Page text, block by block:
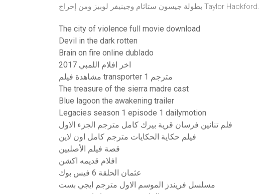
بطولة جيسون ستاثام وجينيفر لوبيز ومن إخراج Taylor Hackford.
The city of violence full movie download
Devil in the dark rotten
Brain on fire online dublado
اخر افلام اللمبي 2017
مشاهدة فيلم transporter 1 مترجم
The treasure of the sierra madre cast
Blue lagoon the awakening trailer
Legacies season 1 episode 1 dailymotion
فلم تنانين فرسان قرية بيرك كامل مترجم الجزء الاول
فيلم حكاية الحكايات مترجم كامل اون لاين
قصة فيلم الأصليين
افلام قديمه اكشن
عثمان الحلقة 6 فيس بوك
مسلسل فريندز الموسم الاول مترجم ايجي بست